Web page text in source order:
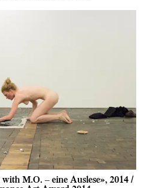
M.O. – eine Auslese», 2014 /